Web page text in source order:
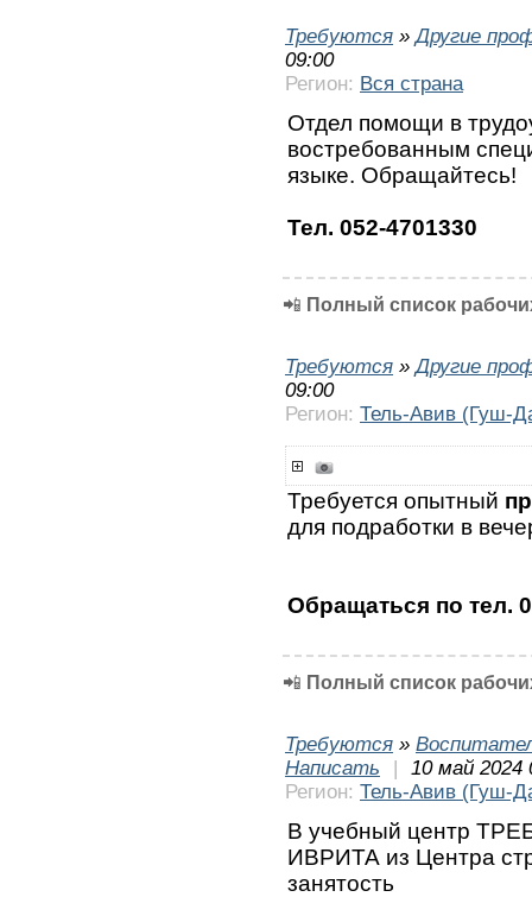
Требуются »Другие
09:00
Регион: Вся страна
Отдел помощи в
востребованным
языке. Обращайтесь!
Тел. 052-4701330
📲 Полный список
Требуются »Другие
09:00
Регион: Тель-Авив (Гуш-
Требуется опытный
для подработки в
Обращаться по тел.
📲 Полный список
Требуются »
Написать
|
10 май 2024
Регион: Тель-Авив (Гуш-
В учебный центр
ИВРИТА из Центра
занятость